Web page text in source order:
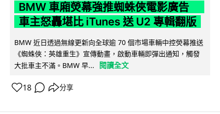
BMW 車廂熒幕強推蜘蛛俠電影廣告
車主怒轟堪比 iTunes 送 U2 專輯翻版
BMW 近日透過無線更新向全球逾 70 個市場車輛中控熒幕推送
《蜘蛛俠：英雄重生》宣傳動畫，啟動車輛即彈出通知，觸發
大批車主不滿。BMW 早...
閱讀全文
18 分享